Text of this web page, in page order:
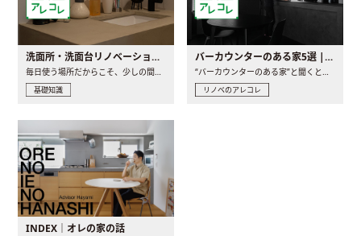
洗面所・洗面台リノベーションの事例と間取りアイデア
毎日使う場所だからこそ、少しの間取りの工夫や素材の選び方で..
基礎知識
バーカウンターのある家5選 | 日常に馴染む“距離の近い”キッチンとは
“バーカウンターのある家”と聞くと、少し特別な、大人のための..
リノベのアレコレ
INDEX｜オレの家の話